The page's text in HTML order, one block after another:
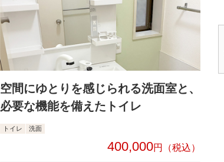
空間にゆとりを感じられる洗面室と、
必要な機能を備えたトイレ
トイレ 洗面
400,000円